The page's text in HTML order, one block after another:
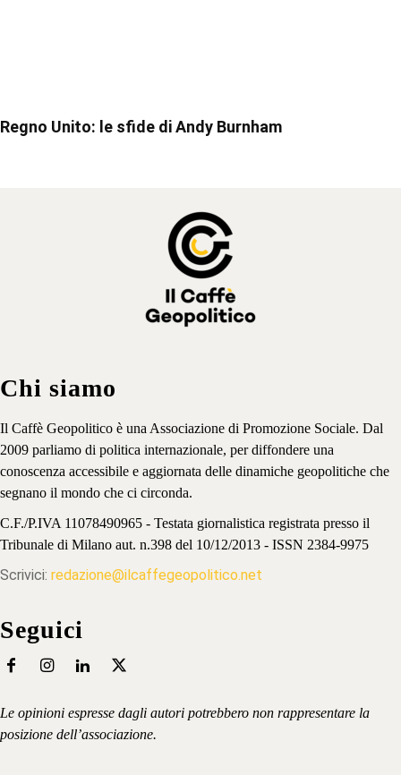
Regno Unito: le sfide di Andy Burnham
Chi siamo
Il Caffè Geopolitico è una Associazione di Promozione Sociale. Dal
2009 parliamo di politica internazionale, per diffondere una
conoscenza accessibile e aggiornata delle dinamiche geopolitiche che
segnano il mondo che ci circonda.
C.F./P.IVA 11078490965 - Testata giornalistica registrata presso il
Tribunale di Milano aut. n.398 del 10/12/2013 - ISSN 2384-9975
Scrivici: redazione@ilcaffegeopolitico.net
Seguici
Le opinioni espresse dagli autori potrebbero non rappresentare la
posizione dell’associazione.